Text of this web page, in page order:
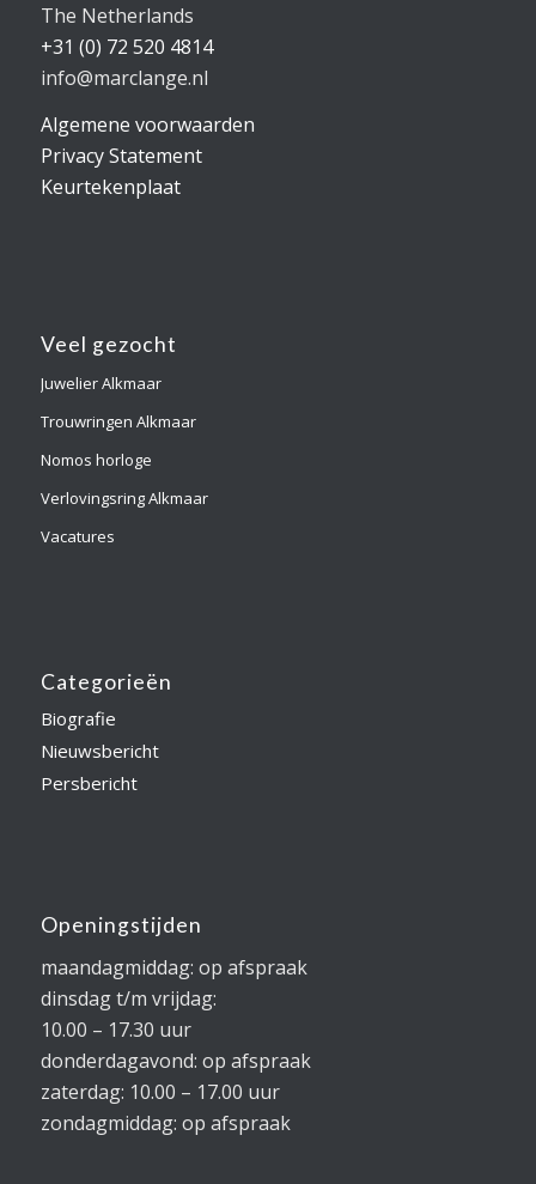
The Netherlands
+31 (0) 72 520 4814
info@marclange.nl
Algemene voorwaarden
Privacy Statement
Keurtekenplaat
Veel gezocht
Juwelier Alkmaar
Trouwringen Alkmaar
Nomos horloge
Verlovingsring Alkmaar
Vacatures
Categorieën
Biografie
Nieuwsbericht
Persbericht
Openingstijden
maandagmiddag: op afspraak
dinsdag t/m vrijdag:
10.00 – 17.30 uur
donderdagavond: op afspraak
zaterdag: 10.00 – 17.00 uur
zondagmiddag: op afspraak